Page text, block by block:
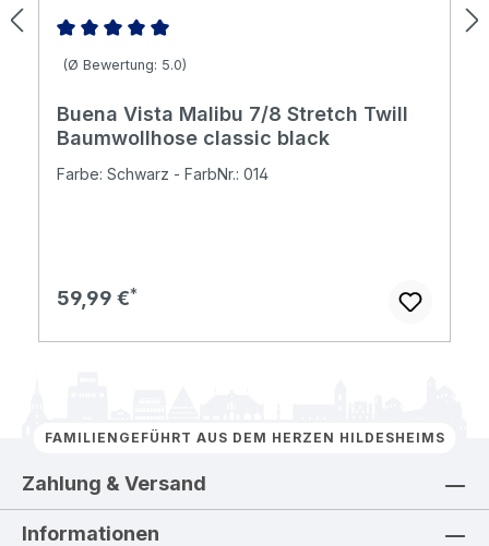
Durchschnittliche Bewertung von 5 von 5 Sternen
(Ø Bewertung: 5.0)
Buena Vista Malibu 7/8 Stretch Twill
Baumwollhose classic black
Farbe: Schwarz - FarbNr.: 014
Regulärer Preis:
59,99 €
FAMILIENGEFÜHRT AUS DEM HERZEN HILDESHEIMS
Zahlung & Versand
Informationen